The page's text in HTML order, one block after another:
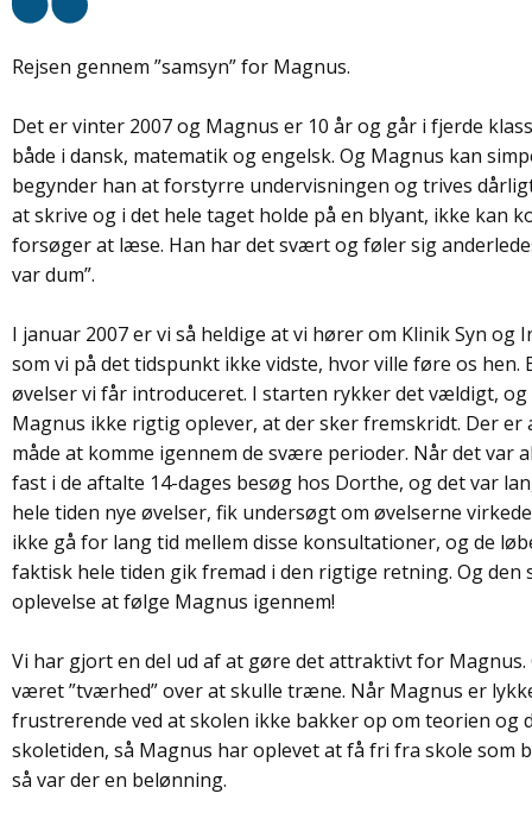
Rejsen gennem ”samsyn” for Magnus.
Det er vinter 2007 og Magnus er 10 år og går i fjerde
både i dansk, matematik og engelsk. Og Magnus kan
begynder han at forstyrre undervisningen og trives
at skrive og i det hele taget holde på en blyant, ikke kan
forsøger at læse. Han har det svært og føler sig
var dum”.
I januar 2007 er vi så heldige at vi hører om Klinik Syn
som vi på det tidspunkt ikke vidste, hvor ville føre os
øvelser vi får introduceret. I starten rykker det vældigt,
Magnus ikke rigtig oplever, at der sker fremskridt. Der
måde at komme igennem de svære perioder. Når det var
fast i de aftalte 14-dages besøg hos Dorthe, og det var
hele tiden nye øvelser, fik undersøgt om øvelserne
ikke gå for lang tid mellem disse konsultationer, og de
faktisk hele tiden gik fremad i den rigtige retning. Og
oplevelse at følge Magnus igennem!
Vi har gjort en del ud af at gøre det attraktivt for
været ”tværhed” over at skulle træne. Når Magnus er
frustrerende ved at skolen ikke bakker op om teorien og
skoletiden, så Magnus har oplevet at få fri fra skole
så var der en belønning.